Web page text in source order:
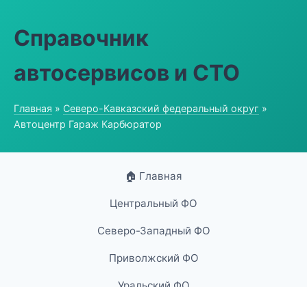
Справочник
автосервисов и СТО
Главная » Северо-Кавказский федеральный округ »
Автоцентр Гараж Карбюратор
🏠 Главная
Центральный ФО
Северо-Западный ФО
Приволжский ФО